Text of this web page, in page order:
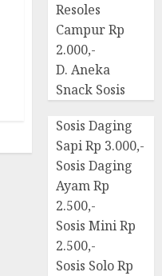
Resoles
Campur Rp
2.000,-
D. Aneka
Snack Sosis
Sosis Daging
Sapi Rp 3.000,-
Sosis Daging
Ayam Rp
2.500,-
Sosis Mini Rp
2.500,-
Sosis Solo Rp